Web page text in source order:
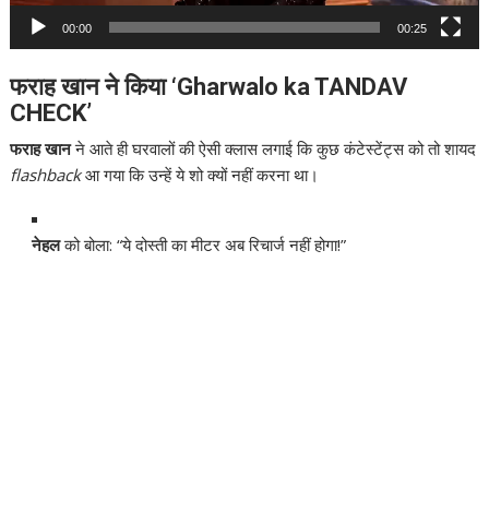
00:00 00:25
फराह खान ने किया ‘Gharwalo ka TANDAV
CHECK’
फराह खानने आते ही घरवालों की ऐसी क्लास लगाई कि कुछ कंटेस्टेंट्स को तो शायद
flashbackआ गया कि उन्हें ये शो क्यों नहीं करना था।
नेहलको बोला: “ये दोस्ती का मीटर अब रिचार्ज नहीं होगा!”